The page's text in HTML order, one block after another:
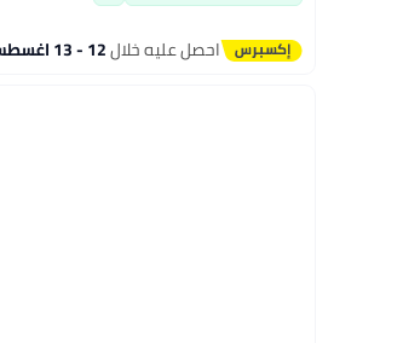
احصل عليه خلال12 - 13 اغسطس